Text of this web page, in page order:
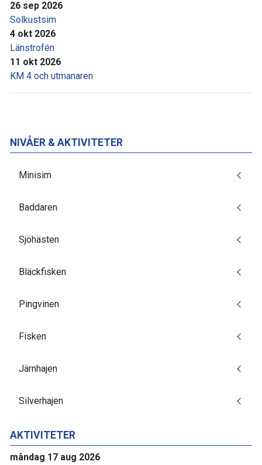
26 sep 2026
Solkustsim
4 okt 2026
Länstrofén
11 okt 2026
KM 4 och utmanaren
NIVÅER & AKTIVITETER
Minisim
Baddaren
Sjöhästen
Bläckfisken
Pingvinen
Fisken
Järnhajen
Silverhajen
AKTIVITETER
måndag 17 aug 2026